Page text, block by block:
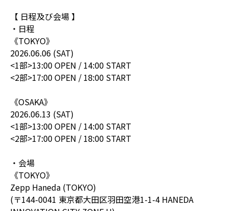
【 日程及び会場 】
・日程
《TOKYO》
2026.06.06 (SAT)
<1部>13:00 OPEN / 14:00 START
<2部>17:00 OPEN / 18:00 START
《OSAKA》
2026.06.13 (SAT)
<1部>13:00 OPEN / 14:00 START
<2部>17:00 OPEN / 18:00 START
・会場
《TOKYO》
Zepp Haneda (TOKYO)
(〒144-0041 東京都大田区羽田空港1-1-4 HANEDA